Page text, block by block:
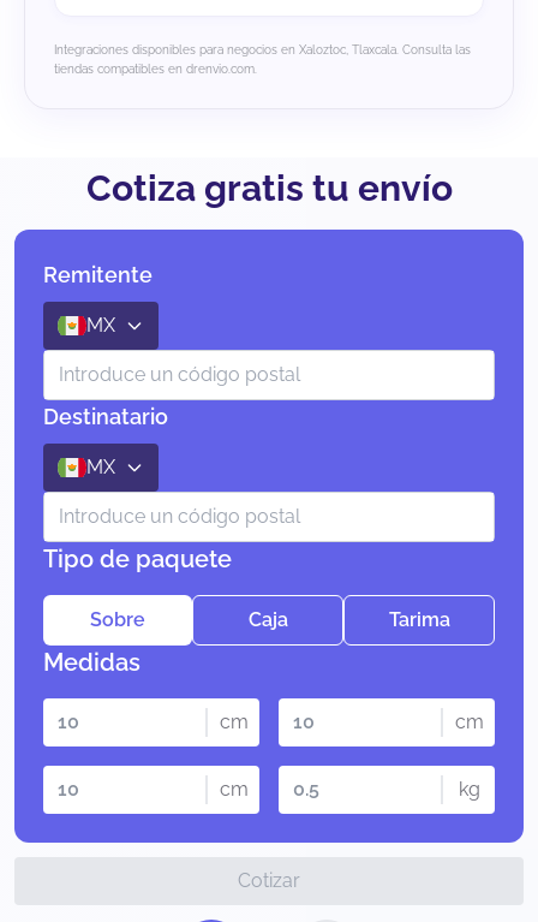
Integraciones disponibles para negocios en Xaloztoc, Tlaxcala. Consulta las
tiendas compatibles en drenvio.com.
Cotiza gratis tu envío
Remitente
MX
Destinatario
MX
Tipo de paquete
Sobre Caja Tarima
Medidas
cm cm
cm kg
Cotizar